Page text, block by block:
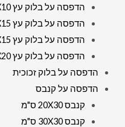
הדפסה על בלוק עץ 10X10 ס"מ
הדפסה על בלוק עץ 10X15 ס"מ
הדפסה על בלוק עץ 15X15 ס"מ
הדפסה על בלוק עץ 15X20 ס”מ
הדפסה על בלוק זכוכית
הדפסה על קנבס
קנבס 20X30 ס"מ
קנבס 30X30 ס"מ
קנבס
זכוכית